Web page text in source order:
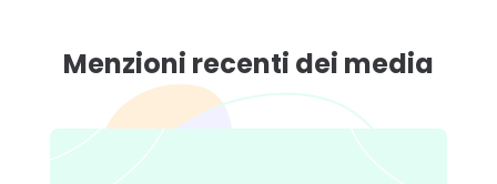
Menzioni recenti dei media